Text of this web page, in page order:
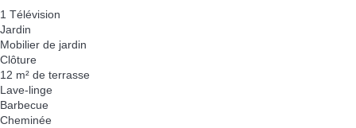
1 Télévision
Jardin
Mobilier de jardin
Clôture
12 m² de terrasse
Lave-linge
Barbecue
Cheminée